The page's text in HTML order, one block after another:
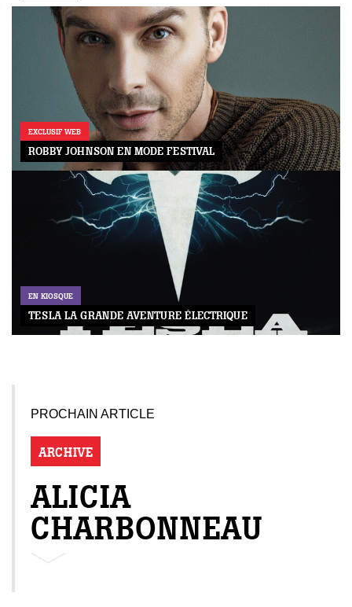
EXCLUSIF WEB
ROBBY JOHNSON EN MODE FESTIVAL
EN KIOSQUE
TESLA LA GRANDE AVENTURE ÉLECTRIQUE
PROCHAIN ARTICLE
ARCHIVE
ALICIA
CHARBONNEAU